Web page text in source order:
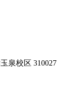
泉校区 310027